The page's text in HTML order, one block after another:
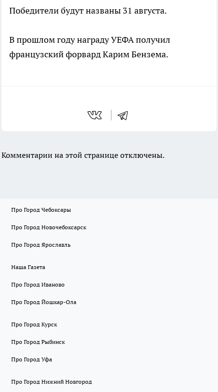
Победители будут названы 31 августа.
В прошлом году награду УЕФА получил
французский форвард Карим Бензема.
Комментарии на этой странице отключены.
Про Город Чебоксары
Про Город Новочебоксарск
Про Город Ярославль
Наша Газета
Про Город Иваново
Про Город Йошкар-Ола
Про Город Курск
Про Город Рыбинск
Про Город Уфа
Про Город Нижний Новгород